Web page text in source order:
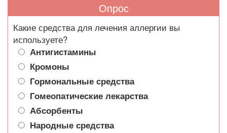
Опрос
Какие средства для лечения аллергии вы
используете?
Антигистамины
Кромоны
Гормональные средства
Гомеопатические лекарства
Абсорбенты
Народные средства